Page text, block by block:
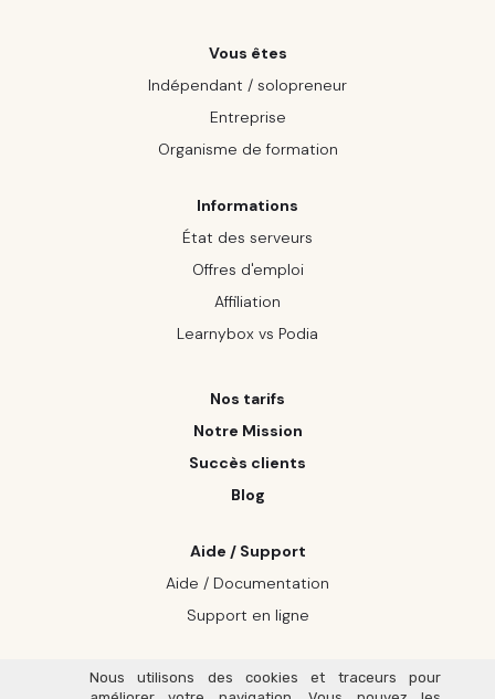
Vous êtes
Indépendant / solopreneur
Entreprise
Organisme de formation
Informations
État des serveurs
Offres d'emploi
Affiliation
Learnybox vs Podia
Nos tarifs
Notre Mission
Succès clients
Blog
Aide / Support
Aide / Documentation
Support en ligne
Nous utilisons des cookies et traceurs pour